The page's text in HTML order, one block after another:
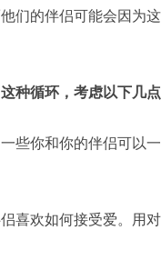
们的伴侣可能会因为
种循环，考虑以下几
些你和你的伴侣可以
喜欢如何接受爱。用